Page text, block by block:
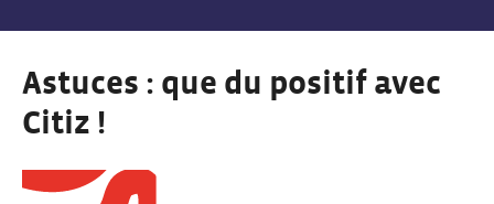
Astuces : que du positif avec
Citiz !